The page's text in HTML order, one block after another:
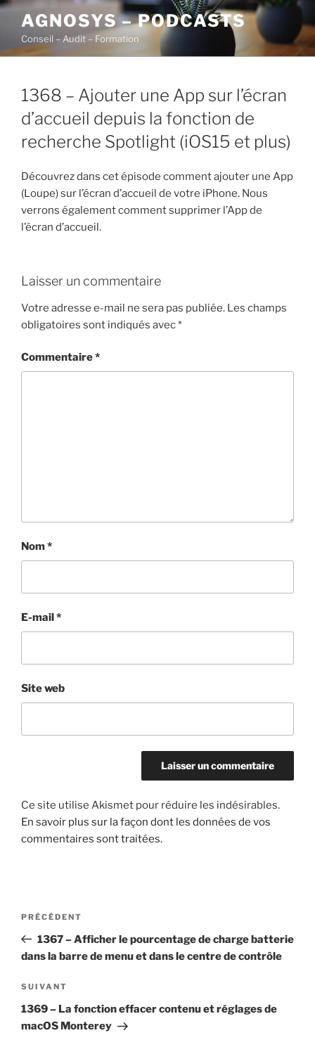
Aller
contenu
principal
AGNOSYS – PODCASTS
Conseil – Audit – Formation
1368 – Ajouter une App sur l’écran
d’accueil depuis la fonction de
recherche Spotlight (iOS15 et plus)
Découvrez dans cet épisode comment ajouter une App
(Loupe) sur l’écran d’accueil de votre iPhone. Nous
verrons également comment supprimer l’App de
l’écran d’accueil.
Laisser un commentaire
Votre adresse e-mail ne sera pas publiée. Les champs
obligatoires sont indiqués avec*
Commentaire*
Nom*
E-mail*
Site web
Ce site utilise Akismet pour réduire les indésirables.
En savoir plus sur la façon dont les données de vos
commentaires sont traitées.
Navigation
l’article
Article
précédent
PRÉCÉDENT
1367 – Afficher le pourcentage de charge batterie
dans la barre de menu et dans le centre de contrôle
Article
suivant
SUIVANT
1369 – La fonction effacer contenu et réglages de
macOS Monterey